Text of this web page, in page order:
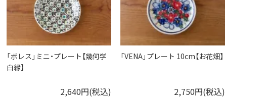
「ボレス」ミニ・プレート【幾何学
白縁】
2,640円(税込)
「VENA」プレート 10cm【お花畑】
2,750円(税込)